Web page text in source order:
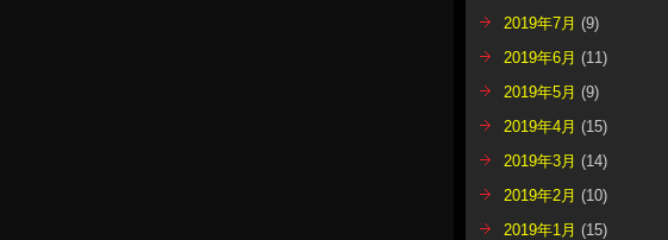
2019年7月 (9)
2019年6月 (11)
2019年5月 (9)
2019年4月 (15)
2019年3月 (14)
2019年2月 (10)
2019年1月 (15)